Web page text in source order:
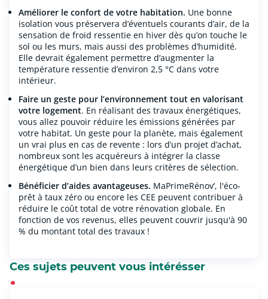
Améliorer le confort de votre habitation. Une bonne
isolation vous préservera d’éventuels courants d’air, de la
sensation de froid ressentie en hiver dès qu’on touche le
sol ou les murs, mais aussi des problèmes d’humidité.
Elle devrait également permettre d’augmenter la
température ressentie d’environ 2,5 °C dans votre
intérieur.
Faire un geste pour l’environnement tout en valorisant
votre logement. En réalisant des travaux énergétiques,
vous allez pouvoir réduire les émissions générées par
votre habitat. Un geste pour la planète, mais également
un vrai plus en cas de revente : lors d’un projet d’achat,
nombreux sont les acquéreurs à intégrer la classe
énergétique d’un bien dans leurs critères de sélection.
Bénéficier d’aides avantageuses. MaPrimeRénov’, l'éco-
prêt à taux zéro ou encore les CEE peuvent contribuer à
réduire le coût total de votre rénovation globale. En
fonction de vos revenus, elles peuvent couvrir jusqu'à 90
% du montant total des travaux !
Ces sujets peuvent vous intérésser